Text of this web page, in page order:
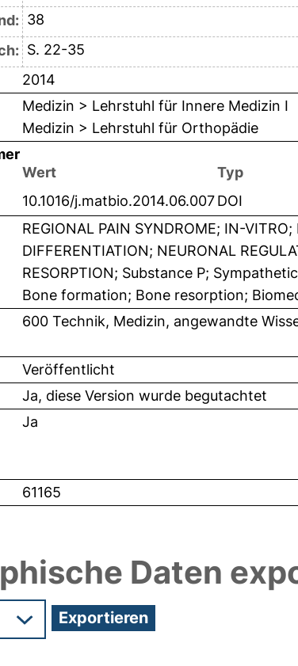
38
S. 22-35
2014
Medizin > Lehrstuhl für Innere Medizin I
Medizin > Lehrstuhl für Orthopädie
Wert
Typ
10.1016/j.matbio.2014.06.007DOI
REGIONAL PAIN SYNDROME; IN-
DIFFERENTIATION; NEURONAL
RESORPTION; Substance P;
Bone formation; Bone resorption;
600 Technik, Medizin, angewandte
Veröffentlicht
Ja, diese Version wurde begutachtet
Ja
61165
Daten